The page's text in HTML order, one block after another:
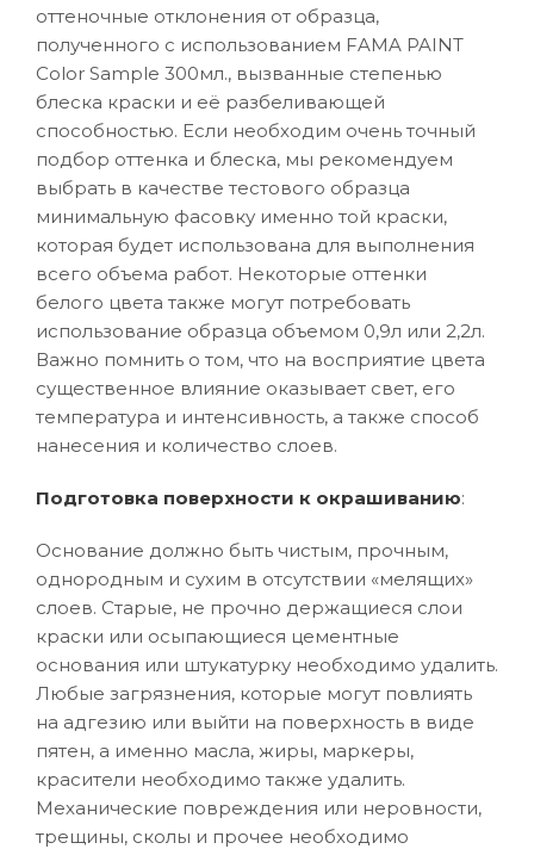
оттеночные отклонения от образца,
полученного с использованием FAMA PAINT
Color Sample 300мл., вызванные степенью
блеска краски и её разбеливающей
способностью. Если необходим очень точный
подбор оттенка и блеска, мы рекомендуем
выбрать в качестве тестового образца
минимальную фасовку именно той краски,
которая будет использована для выполнения
всего объема работ. Некоторые оттенки
белого цвета также могут потребовать
использование образца объемом 0,9л или 2,2л.
Важно помнить о том, что на восприятие цвета
существенное влияние оказывает свет, его
температура и интенсивность, а также способ
нанесения и количество слоев.
Подготовка поверхности к окрашиванию:
Основание должно быть чистым, прочным,
однородным и сухим в отсутствии «мелящих»
слоев. Старые, не прочно держащиеся слои
краски или осыпающиеся цементные
основания или штукатурку необходимо удалить.
Любые загрязнения, которые могут повлиять
на адгезию или выйти на поверхность в виде
пятен, а именно масла, жиры, маркеры,
красители необходимо также удалить.
Механические повреждения или неровности,
трещины, сколы и прочее необходимо